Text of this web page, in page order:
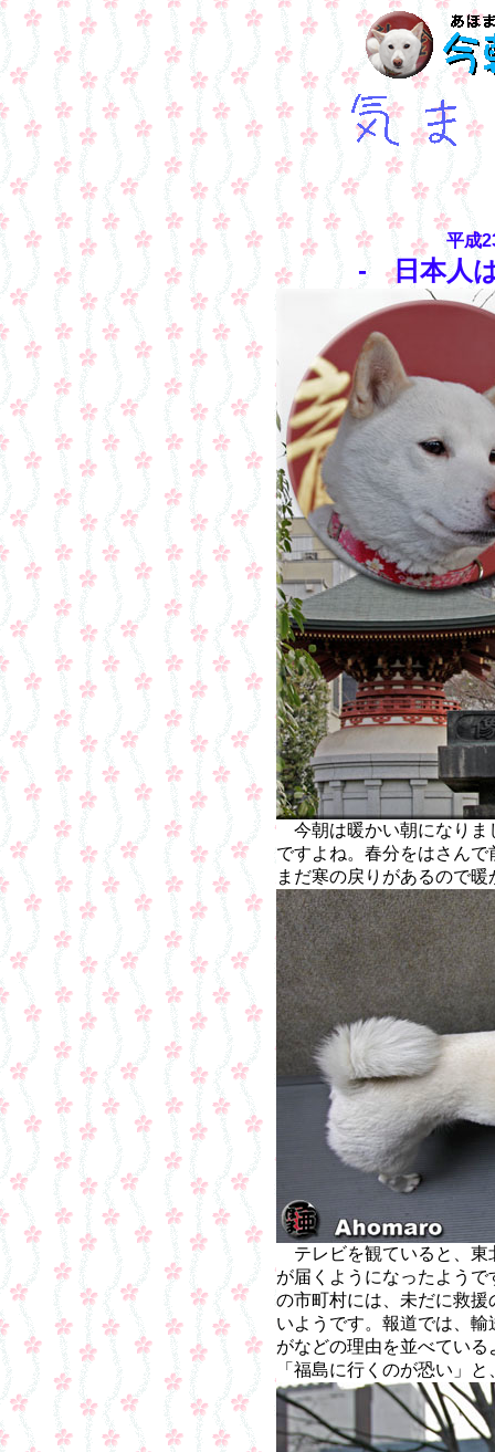
平成
- 日本人
今朝は暖かい朝になりま
ですよね。春分をはさん
まだ寒の戻りがあるので
テレビを観ていると、東
が届くようになったよう
の市町村には、未だに救
いようです。報道では、
がなどの理由を並べてい
「福島に行くのが恐い」